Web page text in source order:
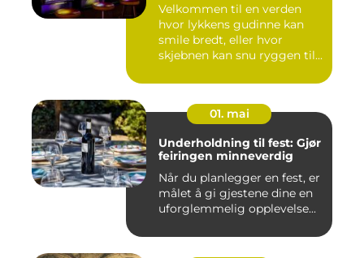
Velkommen til en verden
hvor lykkens gudinne kan
smile bredt, eller hvor
skjebnen kan snu ryggen til...
01. mai
Underholdning til fest: Gjør
feiringen minneverdig
Når du planlegger en fest, er
målet å gi gjestene dine en
uforglemmelig opplevelse...